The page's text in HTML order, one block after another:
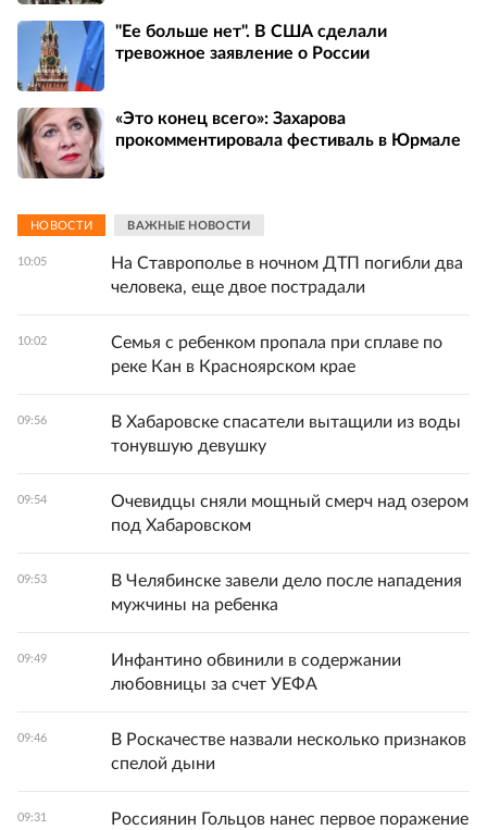
"Ее больше нет". В США сделали
тревожное заявление о России
«Это конец всего»: Захарова
прокомментировала фестиваль в Юрмале
НОВОСТИ ВАЖНЫЕ НОВОСТИ
10:05
На Ставрополье в ночном ДТП погибли два
человека, еще двое пострадали
10:02
Семья с ребенком пропала при сплаве по
реке Кан в Красноярском крае
09:56
В Хабаровске спасатели вытащили из воды
тонувшую девушку
09:54
Очевидцы сняли мощный смерч над озером
под Хабаровском
09:53
В Челябинске завели дело после нападения
мужчины на ребенка
09:49
Инфантино обвинили в содержании
любовницы за счет УЕФА
09:46
В Роскачестве назвали несколько признаков
спелой дыни
09:31 Россиянин Гольцов нанес первое поражение